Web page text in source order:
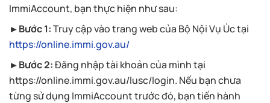
ImmiAccount, bạn thực hiện như sau:
►Bước 1:Truy cập vào trang web của Bộ Nội Vụ Úc tại
https://online.immi.gov.au/
►Bước 2:Đăng nhập tài khoản của mình tại
https://online.immi.gov.au/lusc/login. Nếu bạn chưa
từng sử dụng ImmiAccount trước đó, bạn tiến hành